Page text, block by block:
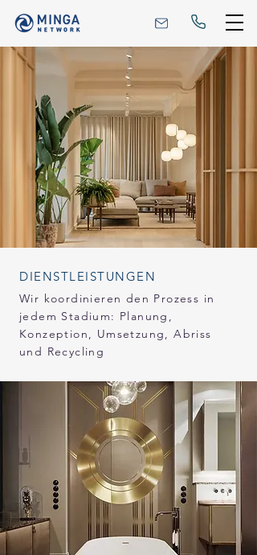
DIENSTLEISTUNGEN
Wir koordinieren den Prozess in
jedem Stadium: Planung,
Konzeption, Umsetzung, Abriss
und Recycling